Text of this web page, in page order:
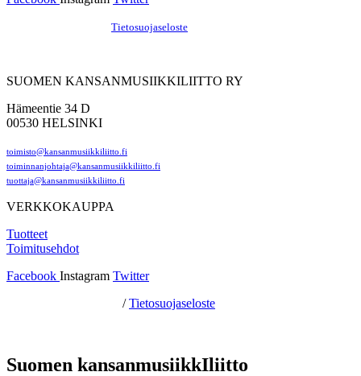
Tietosuojaseloste
SUOMEN KANSANMUSIIKKILIITTO RY
Hämeentie 34 D
00530 HELSINKI
toimisto@kansanmusiikkiliitto.fi
toiminnanjohtaja@kansanmusiikkiliitto.fi
tuottaja@kansanmusiikkiliitto.fi
VERKKOKAUPPA
Tuotteet
Toimitusehdot
Facebook Instagram Twitter
/Tietosuojaseloste
Suomen kansanmusiikkIliitto